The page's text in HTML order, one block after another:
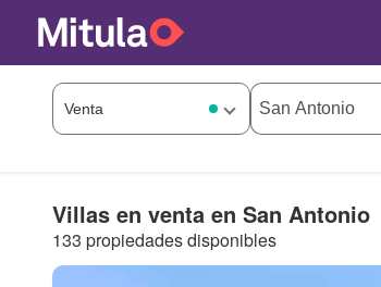
Villas en venta en San Antonio
133 propiedades disponibles